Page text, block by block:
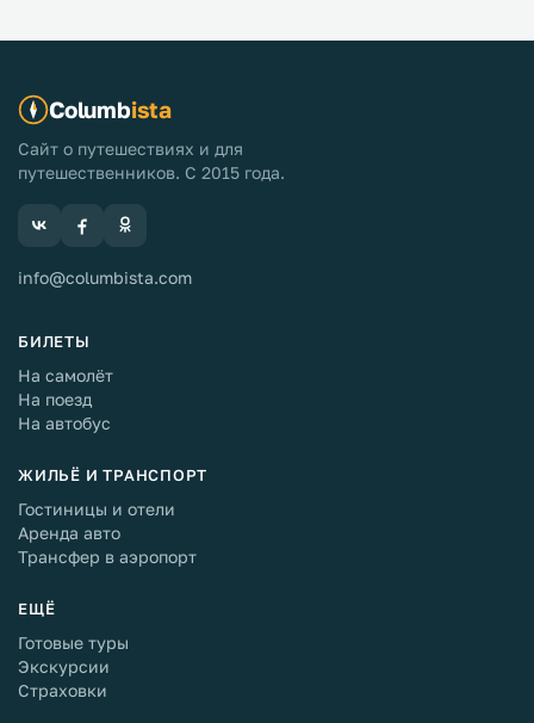
Columbista
Сайт о путешествиях и для
путешественников. С 2015 года.
info@columbista.com
БИЛЕТЫ
На самолёт
На поезд
На автобус
ЖИЛЬЁ И ТРАНСПОРТ
Гостиницы и отели
Аренда авто
Трансфер в аэропорт
ЕЩЁ
Готовые туры
Экскурсии
Страховки